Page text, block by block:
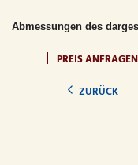
Abmessungen des
PREIS ANFRAGEN
ZURÜCK